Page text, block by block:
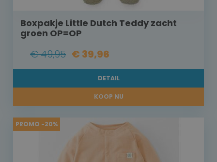
Boxpakje Little Dutch Teddy zacht
groen OP=OP
€ 49,95 € 39,96
DETAIL
KOOP NU
PROMO -20%